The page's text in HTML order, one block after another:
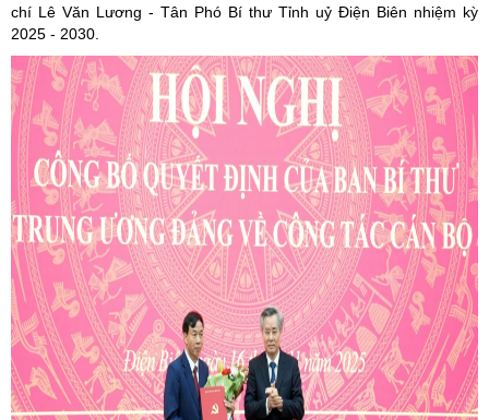
chí Lê Văn Lương - Tân Phó Bí thư Tỉnh uỷ Điện Biên nhiệm kỳ
2025 - 2030.